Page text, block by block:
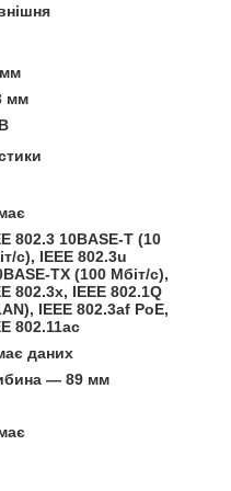
мм
802.3 10BASE-T (10
с), IEEE 802.3u
TX (100 Мбіт/с),
802.3x, IEEE 802.1Q
IEEE 802.3af PoE,
802.11ac
даних
— 89 мм